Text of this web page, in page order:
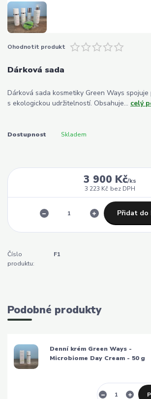
Ohodnotit produkt
Dárková sada
Dárková sada kosmetiky Green Ways
s ekologickou udržitelností. Obsahuje... celý
Dostupnost Skladem
3 900 Kč/ks
3 223 Kč bez DPH
Přidat do
Číslo
produktu:
F1
Podobné produkty
Denní krém Green Ways -
Microbiome Day Cream - 50 g